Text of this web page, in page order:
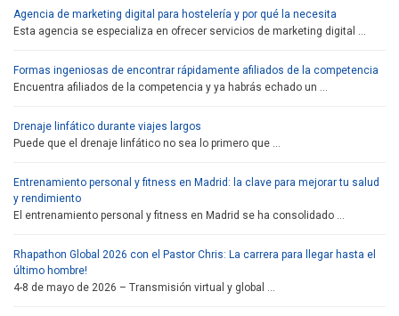
Agencia de marketing digital para hostelería y por qué la necesita
Esta agencia se especializa en ofrecer servicios de marketing digital …
Formas ingeniosas de encontrar rápidamente afiliados de la competencia
Encuentra afiliados de la competencia y ya habrás echado un …
Drenaje linfático durante viajes largos
Puede que el drenaje linfático no sea lo primero que …
Entrenamiento personal y fitness en Madrid: la clave para mejorar tu salud
y rendimiento
El entrenamiento personal y fitness en Madrid se ha consolidado …
Rhapathon Global 2026 con el Pastor Chris: La carrera para llegar hasta el
último hombre!
4-8 de mayo de 2026 – Transmisión virtual y global …